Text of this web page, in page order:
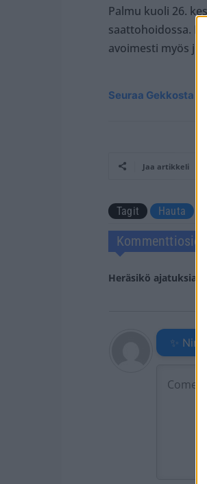
Palmu kuoli 26.
saattohoidossa.
avoimesti myös
Seuraa Gekkosta
Jaa artikkeli
Tagit Hauta
Kommenttiosio
Heräsikö
✨